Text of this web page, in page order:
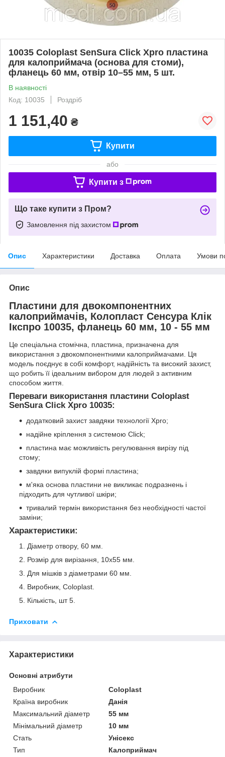
10035 Coloplast SenSura Click Xpro пластина
для калоприймача (основа для стоми),
фланець 60 мм, отвір 10–55 мм, 5 шт.
В наявності
Код: 10035
Роздріб
1 151,40 ₴
Купити
або
Купити з
Що таке купити з Пром?
Замовлення під захистом
Опис Характеристики Доставка Оплата Умови
Опис
Пластини для двокомпонентних
калоприймачів, Колопласт Сенсура Клік
Ікспро 10035, фланець 60 мм, 10 - 55 мм
Це спеціальна стомічна, пластина, призначена для
використання з двокомпонентними калоприймачами. Ця
модель поєднує в собі комфорт, надійність та високий захист,
що робить її ідеальним вибором для людей з активним
способом життя.
Переваги використання пластини Coloplast
SenSura Click Xpro 10035:
додатковий захист завдяки технології Xpro;
надійне кріплення з системою Click;
пластина має можливість регулювання вирізу під
стому;
завдяки випуклій формі пластина;
м'яка основа пластини не викликає подразнень і
підходить для чутливої шкіри;
тривалий термін використання без необхідності частої
заміни;
Характеристики:
Діаметр отвору, 60 мм.
Розмір для вирізання, 10x55 мм.
Для мішків з діаметрами 60 мм.
Виробник, Coloplast.
Кількість, шт 5.
Приховати
Характеристики
Основні атрибути
Виробник
Coloplast
Країна виробник
Данія
Максимальний діаметр
55 мм
Мінімальний діаметр
10 мм
Стать
Унісекс
Тип
Калоприймач